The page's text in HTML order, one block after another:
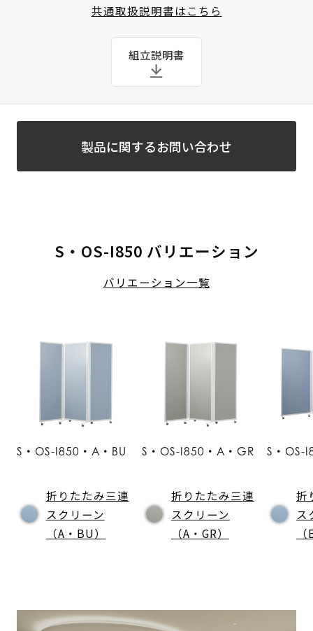
共通取扱説明書はこちら
組立説明書
製品に関するお問い合わせ
S・OS-I850 バリエーション
バリエーション一覧
S・OS-I850・A・BU
折りたたみ三連
スクリーン
（A・BU）
S・OS-I850・A・GR
折りたたみ三連
スクリーン
（A・GR）
S・OS-
折
ス